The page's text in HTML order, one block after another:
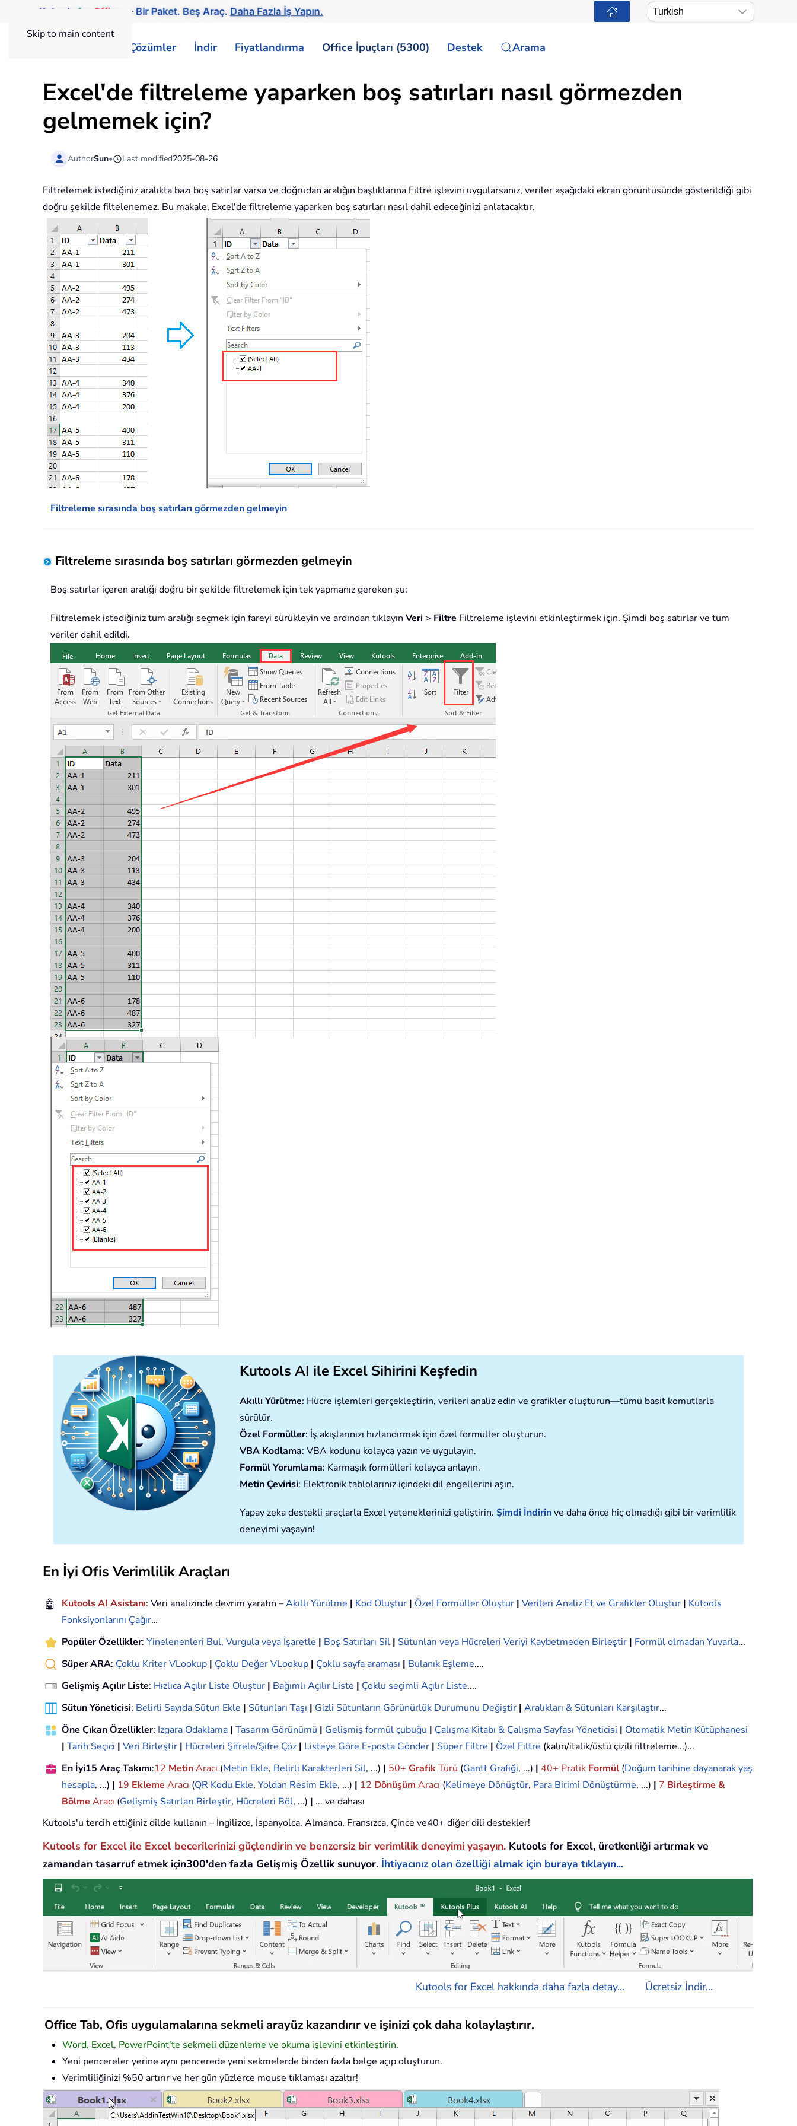
Skip to main content
Kutools for Office — Bir Paket. Beş Araç. Daha Fazla İş Yapın.
Çözümler İndir Fiyatlandırma Office İpuçları (5300) Destek Arama
Excel'de filtreleme yaparken boş satırları nasıl görmezden
gelmemek için?
AuthorSun• Last modified2025-08-26
Filtrelemek istediğiniz aralıkta bazı boş satırlar varsa ve doğrudan aralığın başlıklarına Filtre işlevini uygularsanız, veriler aşağıdaki ekran görüntüsünde gösterildiği gibi
doğru şekilde filtelenemez. Bu makale, Excel'de filtreleme yaparken boş satırları nasıl dahil edeceğinizi anlatacaktır.
Filtreleme sırasında boş satırları görmezden gelmeyin
Filtreleme sırasında boş satırları görmezden gelmeyin
Boş satırlar içeren aralığı doğru bir şekilde filtrelemek için tek yapmanız gereken şu:
Filtrelemek istediğiniz tüm aralığı seçmek için fareyi sürükleyin ve ardından tıklayın Veri > Filtre Filtreleme işlevini etkinleştirmek için. Şimdi boş satırlar ve tüm
veriler dahil edildi.
Kutools AI ile Excel Sihirini Keşfedin
Akıllı Yürütme: Hücre işlemleri gerçekleştirin, verileri analiz edin ve grafikler oluşturun—tümü basit komutlarla
sürülür.
Özel Formüller: İş akışlarınızı hızlandırmak için özel formüller oluşturun.
VBA Kodlama: VBA kodunu kolayca yazın ve uygulayın.
Formül Yorumlama: Karmaşık formülleri kolayca anlayın.
Metin Çevirisi: Elektronik tablolarınız içindeki dil engellerini aşın.
Yapay zeka destekli araçlarla Excel yeteneklerinizi geliştirin. Şimdi İndirinve daha önce hiç olmadığı gibi bir verimlilik
deneyimi yaşayın!
En İyi Ofis Verimlilik Araçları
🤖 Kutools AI Asistanı: Veri analizinde devrim yaratın –Akıllı Yürütme | Kod Oluştur | Özel Formüller Oluştur | Verileri Analiz Et ve Grafikler Oluştur | Kutools
Fonksiyonlarını Çağır…
Popüler Özellikler: Yinelenenleri Bul, Vurgula veya İşaretle | Boş Satırları Sil | Sütunları veya Hücreleri Veriyi Kaybetmeden Birleştir | Formül olmadan Yuvarla...
Süper ARA: Çoklu Kriter VLookup | Çoklu Değer VLookup | Çoklu sayfa araması | Bulanık Eşleme....
Gelişmiş Açılır Liste: Hızlıca Açılır Liste Oluştur | Bağımlı Açılır Liste | Çoklu seçimli Açılır Liste....
Sütun Yöneticisi: Belirli Sayıda Sütun Ekle | Sütunları Taşı | Gizli Sütunların Görünürlük Durumunu Değiştir | Aralıkları & Sütunları Karşılaştır...
Öne Çıkan Özellikler: Izgara Odaklama | Tasarım Görünümü | Gelişmiş formül çubuğu | Çalışma Kitabı & Çalışma Sayfası Yöneticisi | Otomatik Metin Kütüphanesi
| Tarih Seçici | Veri Birleştir | Hücreleri Şifrele/Şifre Çöz | Listeye Göre E-posta Gönder | Süper Filtre | Özel Filtre (kalın/italik/üstü çizili filtreleme...)...
En İyi15 Araç Takımı:12 MetinAracı (Metin Ekle, Belirli Karakterleri Sil, ...) | 50+ GrafikTürü (Gantt Grafiği, ...) | 40+ Pratik Formül (Doğum tarihine dayanarak yaş
hesapla, ...) | 19 Ekleme Aracı (QR Kodu Ekle, Yoldan Resim Ekle, ...) | 12 Dönüşüm Aracı (Kelimeye Dönüştür, Para Birimi Dönüştürme, ...) | 7 Birleştirme &
Bölme Aracı (Gelişmiş Satırları Birleştir, Hücreleri Böl, ...) | ... ve dahası
Kutools'u tercih ettiğiniz dilde kullanın – İngilizce, İspanyolca, Almanca, Fransızca, Çince ve40+ diğer dili destekler!
Kutools for Excel ile Excel becerilerinizi güçlendirin ve benzersiz bir verimlilik deneyimi yaşayın. Kutools for Excel, üretkenliği artırmak ve
zamandan tasarruf etmek için300'den fazla Gelişmiş Özellik sunuyor. İhtiyacınız olan özelliği almak için buraya tıklayın...
Kutools for Excel hakkında daha fazla detay... Ücretsiz İndir...
Office Tab, Ofis uygulamalarına sekmeli arayüz kazandırır ve işinizi çok daha kolaylaştırır.
Word, Excel, PowerPoint'te sekmeli düzenleme ve okuma işlevini etkinleştirin.
Yeni pencereler yerine aynı pencerede yeni sekmelerde birden fazla belge açıp oluşturun.
Verimliliğinizi %50 artırır ve her gün yüzlerce mouse tıklaması azaltır!